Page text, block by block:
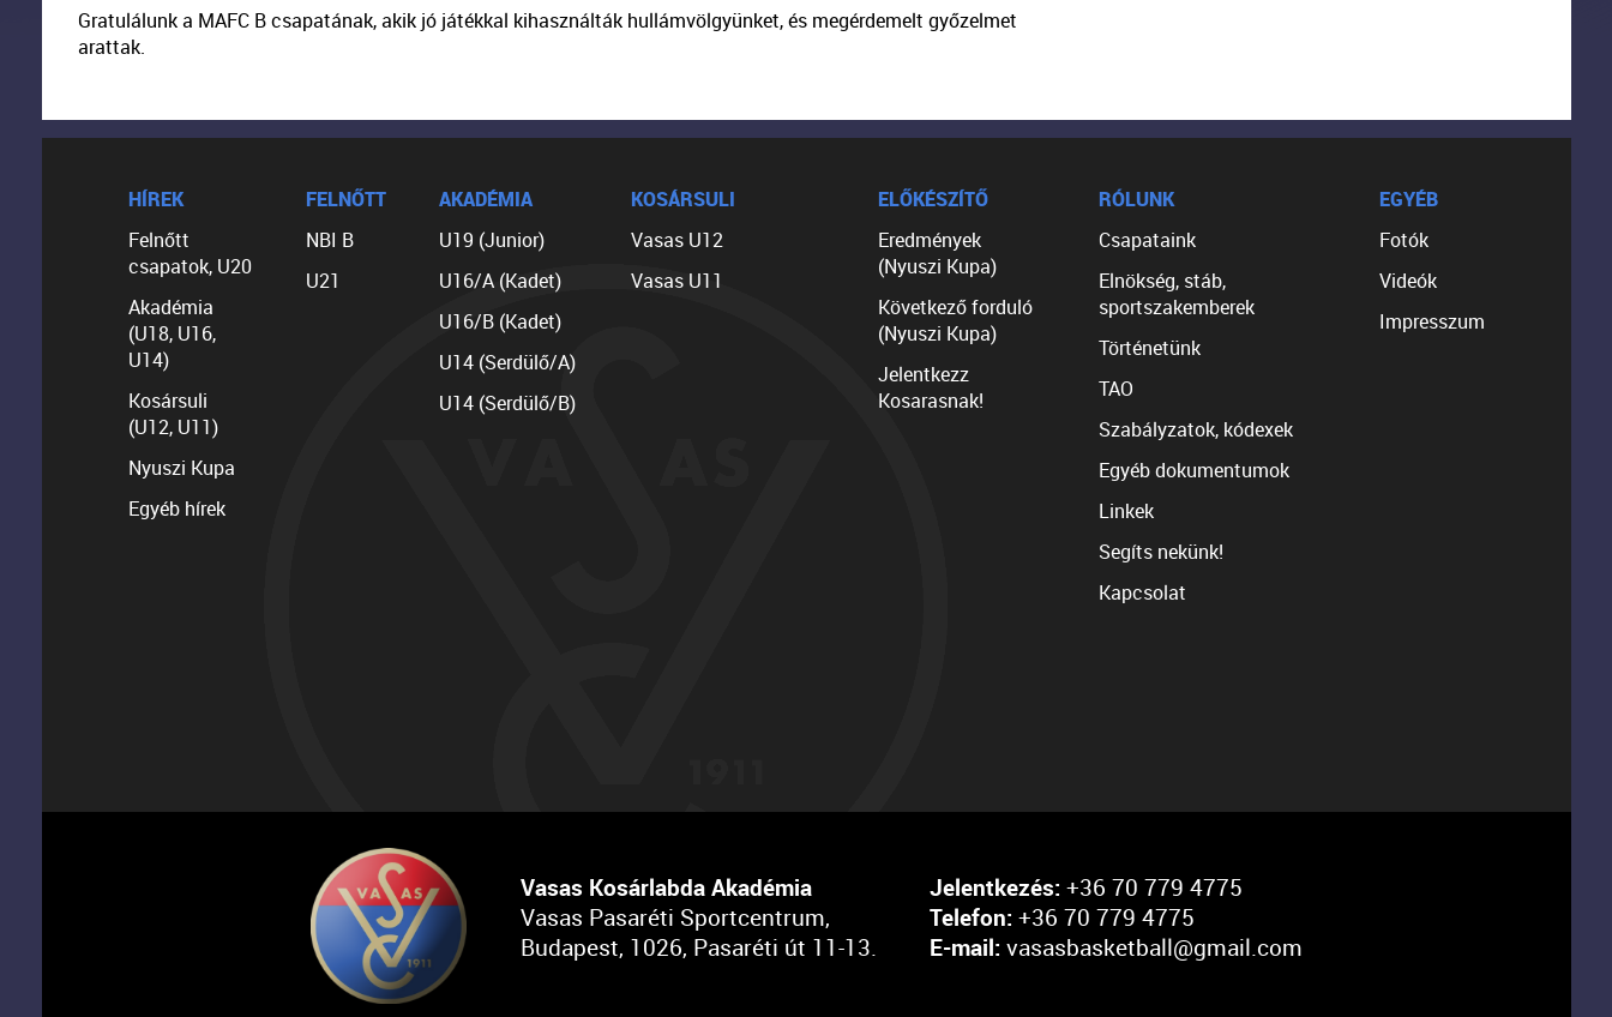
Gratulálunk a MAFC B csapatának, akik jó játékkal kihasználták hullámvölgyünket, és megérdemelt győzelmet
arattak.
HÍREK
Felnőtt
csapatok, U20
Akadémia
(U18, U16,
U14)
Kosársuli
(U12, U11)
Nyuszi Kupa
Egyéb hírek
FELNŐTT
NBI B
U21
AKADÉMIA
U19 (Junior)
U16/A (Kadet)
U16/B (Kadet)
U14 (Serdülő/A)
U14 (Serdülő/B)
KOSÁRSULI
Vasas U12
Vasas U11
ELŐKÉSZÍTŐ
Eredmények
(Nyuszi Kupa)
Következő forduló
(Nyuszi Kupa)
Jelentkezz
Kosarasnak!
RÓLUNK
Csapataink
Elnökség, stáb,
sportszakemberek
Történetünk
TAO
Szabályzatok, kódexek
Egyéb dokumentumok
Linkek
Segíts nekünk!
Kapcsolat
EGYÉB
Fotók
Videók
Impresszum
Vasas Kosárlabda Akadémia
Vasas Pasaréti Sportcentrum,
Budapest, 1026, Pasaréti út 11-13.
Jelentkezés: +36 70 779 4775
Telefon: +36 70 779 4775
E-mail: vasasbasketball@gmail.com